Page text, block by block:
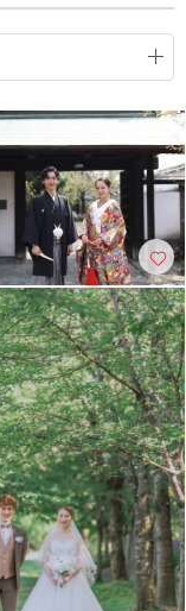
撮影
打掛・着物